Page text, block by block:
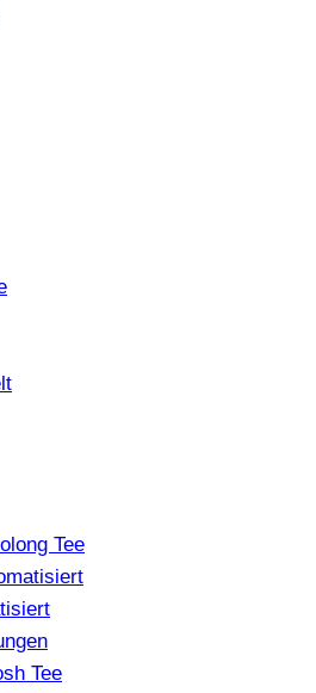
Tee
Tee